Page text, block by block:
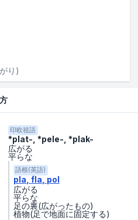
り)
印欧祖語
*plat-, *pele-, *plak-
広がる
平らな
語根(英語)
pla fla pol
広がる
平らな
足の裏(広がったもの)
植物(足で地面に固定する)